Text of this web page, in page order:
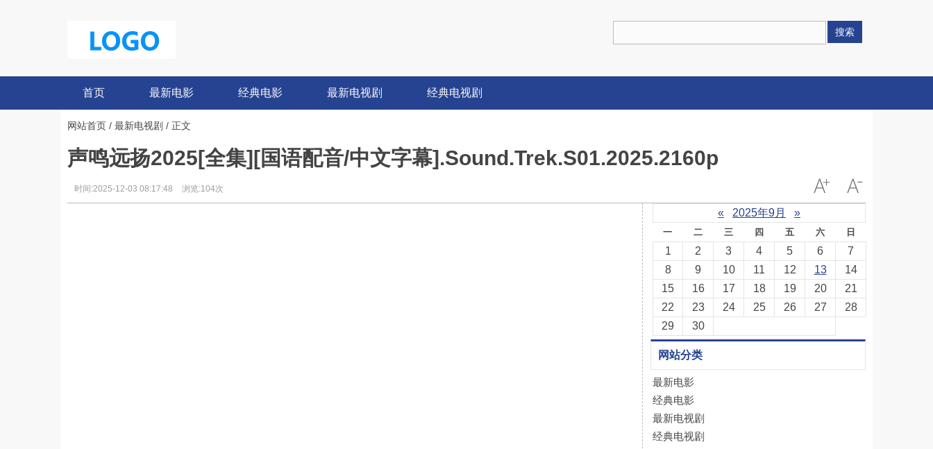
搜索
首页 最新电影 经典电影 最新电视剧 经典电视剧
网站首页 / 最新电视剧 / 正文
声鸣远扬2025[全集][国语配音/中文字幕].Sound.Trek.S01.2025.2160p
时间:2025-12-03 08:17:48 浏览:104次
« 2025年9月 »
一 二 三 四 五 六 日
1 2 3 4 5 6
7
8
9 10 11 12 13
14
15
16 17 18 19 20
21
22
23 24 25 26 27
28
29
30
网站分类
最新电影
经典电影
最新电视剧
经典电视剧